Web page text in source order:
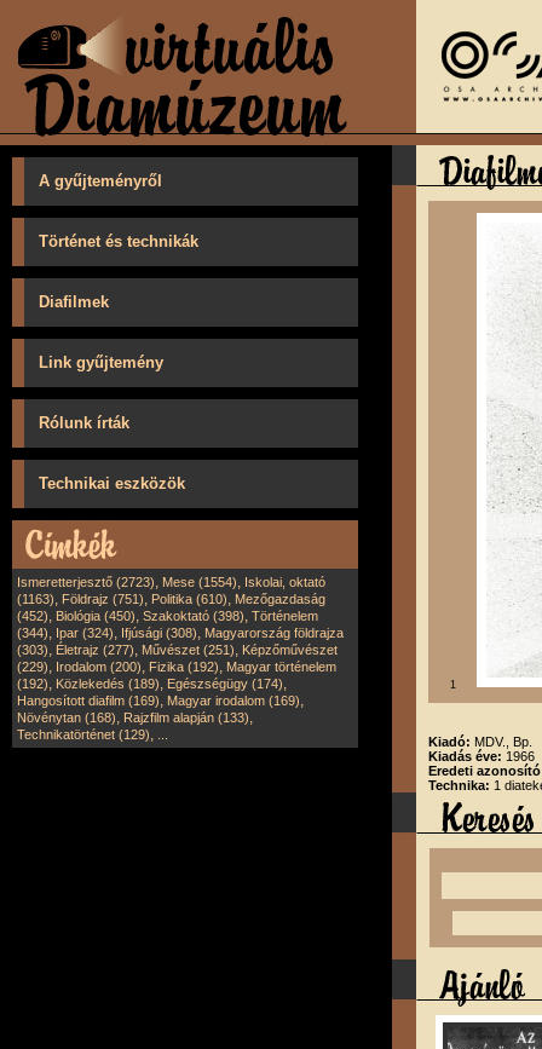
A gyűjteményről
Történet és technikák
Diafilmek
Link gyűjtemény
Rólunk írták
Technikai eszközök
Ismeretterjesztő (2723), Mese (1554), Iskolai, oktató
(1163), Földrajz (751), Politika (610), Mezőgazdaság
(452), Biológia (450), Szakoktató (398), Történelem
(344), Ipar (324), Ifjúsági (308), Magyarország földrajza
(303), Életrajz (277), Művészet (251), Képzőművészet
(229), Irodalom (200), Fizika (192), Magyar történelem
(192), Közlekedés (189), Egészségügy (174),
Hangosított diafilm (169), Magyar irodalom (169),
Növénytan (168), Rajzfilm alapján (133),
Technikatörténet (129),
1
Kiadó: MDV., Bp.
Kiadás éve: 1966
Eredeti
Technika: 1